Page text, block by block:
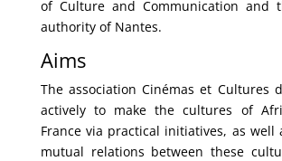
of Culture and Communication and
authority of Nantes.
Aims
The association Cinémas et Cultures
actively to make the cultures of
France via practical initiatives, as well
mutual relations between these